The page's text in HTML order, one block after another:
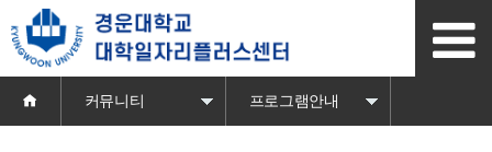
문
로
기
커뮤니티 프로그램안내